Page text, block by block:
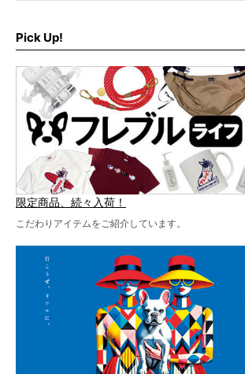
ど、内容盛りだくさんでお送りして
お見逃しなく！
Pick Up!
限定商品、続々入荷！
こだわりアイテムをご紹介しています。